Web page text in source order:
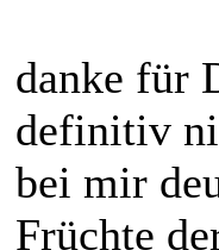
danke für
definitiv
bei mir
Früchte